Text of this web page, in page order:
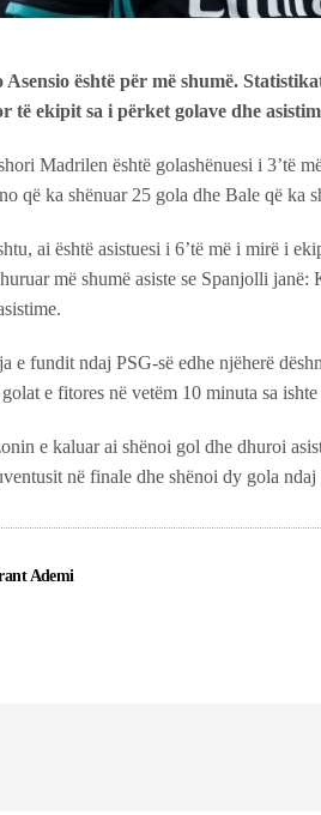
Asensio është për më shumë.
të ekipit sa i përket golave dhe
Madrilen është golashënuesi i 3’të
që ka shënuar 25 gola dhe Bale që ka
ai është asistuesi i 6’të më i mirë i
më shumë asiste se Spanjolli
e fundit ndaj PSG-së edhe njëherë
e fitores në vetëm 10 minuta sa ishte
e kaluar ai shënoi gol dhe dhuroi
në finale dhe shënoi dy gola
Ademi